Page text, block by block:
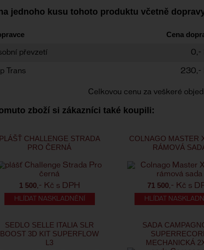
jednoho kusu tohoto produktu včetně
Cena
převzetí 0,-
Trans 230,-
Celkovou cenu za veškeré
zboží si zákazníci také koupili:
PLÁŠŤ CHALLENGE STRADA
PRO ČERNÁ
1 500,- Kč s DPH
HLÍDAT NASKLADNĚNÍ
COLNAGO MASTER
RÁMOVÁ
71 500,- Kč s
HLÍDAT
SEDLO SELLE ITALIA SLR
BOOST 3D KIT SUPERFLOW
L3
SADA
MECHANICKÁ